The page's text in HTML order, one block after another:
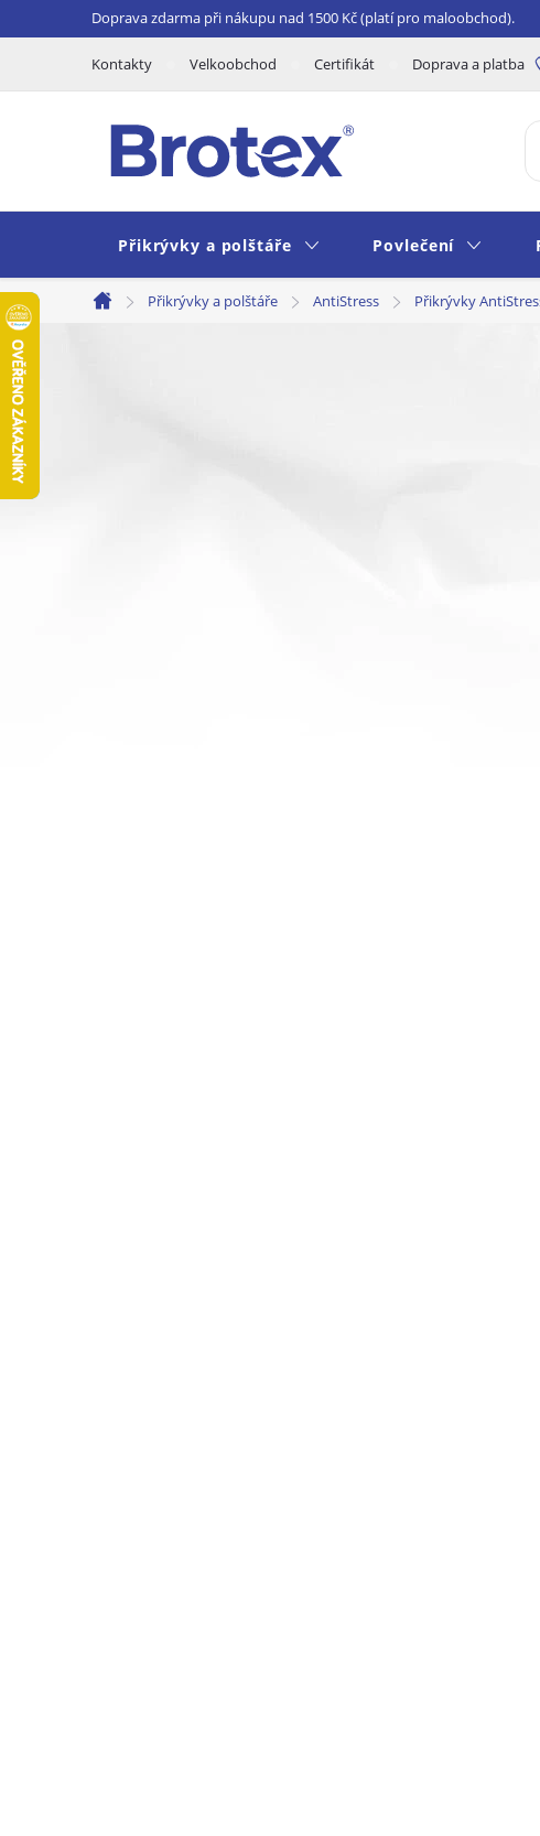
na
Doprava zdarma při nákupu nad 1500 Kč (platí pro maloobchod).
Kontakty Velkoobchod Certifikát Doprava a platba
Přikrývky a polštáře Povlečení
Domů
Přikrývky a polštáře AntiStress Přikrývky